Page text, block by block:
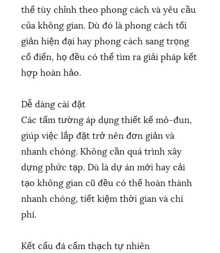
thể tùy chỉnh theo phong cách và yêu cầu
của không gian. Dù đó là phong cách tối
giản hiện đại hay phong cách sang trọng
cổ điển, họ đều có thể tìm ra giải pháp kết
hợp hoàn hảo.
Dễ dàng cài đặt
Các tấm tường áp dụng thiết kế mô-đun,
giúp việc lắp đặt trở nên đơn giản và
nhanh chóng. Không cần quá trình xây
dựng phức tạp. Dù là dự án mới hay cải
tạo không gian cũ đều có thể hoàn thành
nhanh chóng, tiết kiệm thời gian và chi
phí.
Kết cấu đá cẩm thạch tự nhiên